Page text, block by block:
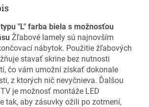
"L" farba biela s možnosťou
Žľabové lamely sú najnovším
nábytok. Použitie žľabových
stavať skrine bez nutnosti
čo vám umožní získať dokonale
z ktorých nič nevyčnieva. Ďalšou
je možnosť montáže LED
tak, aby zásuvky ožili po zotmení,